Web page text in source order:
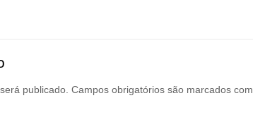
publicado. Campos obrigatórios são marcados com